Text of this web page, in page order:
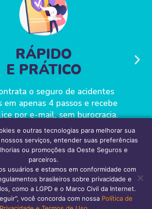
RÁPIDO
E PRÁTICO
o seguro de acidentes
em apenas 4 passos e recebe
por e-mail, sem burocracia.
VOCÊ
e outras tecnologias para melhorar sua
serviços, entender suas preferências
ou promoções da Oeste Seguros e
parceiros.
usuários e estamos em conformidade com
brasileiros sobre privacidade e
como a LGPD e o Marco Civil da Internet.
você concorda com nossa Política de